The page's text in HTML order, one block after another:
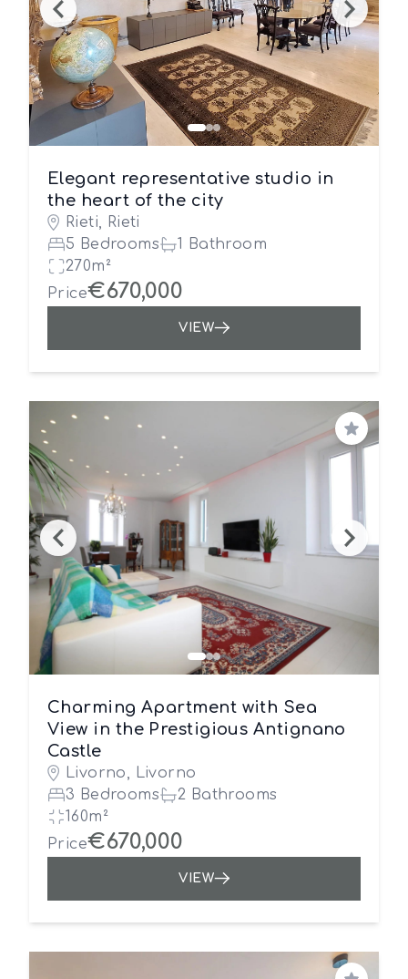
Elegant representative studio in
the heart of the city
Rieti, Rieti
5 Bedrooms
1 Bathroom
270m²
Price€670,000
VIEW
Save
Charming Apartment with Sea
View in the Prestigious Antignano
Castle
Livorno, Livorno
3 Bedrooms
2 Bathrooms
160m²
Price€670,000
VIEW